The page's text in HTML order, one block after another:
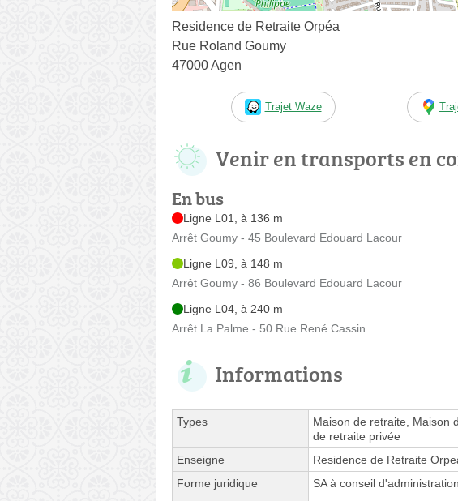
Residence de Retraite Orpéa
Rue Roland Goumy
47000 Agen
Trajet Waze
Venir en transports en
En bus
Ligne L01, à 136 m
Arrêt Goumy - 45 Boulevard Edouard Lacour
Ligne L09, à 148 m
Arrêt Goumy - 86 Boulevard Edouard Lacour
Ligne L04, à 240 m
Arrêt La Palme - 50 Rue René Cassin
Informations
Types
Maison de retraite, Maison
de retraite privée
Enseigne
Residence de Retraite
Forme juridique
SA à conseil d'administration